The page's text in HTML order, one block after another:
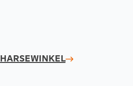
HARSEWINKEL